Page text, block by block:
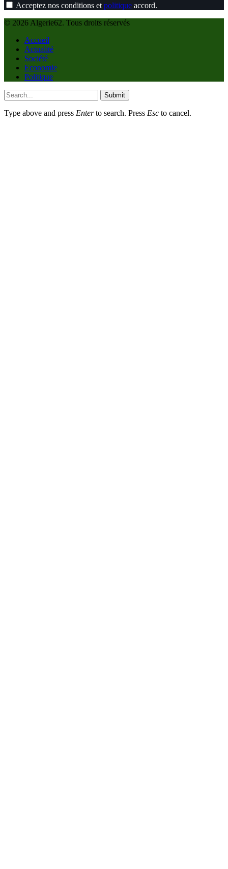
Acceptez nos conditions et politique accord.
© 2026 Algerie62. Tous droits réservés
Accueil
Actualité
Société
Economie
Politique
Submit
Type above and press Enterto search. Press Esc to cancel.